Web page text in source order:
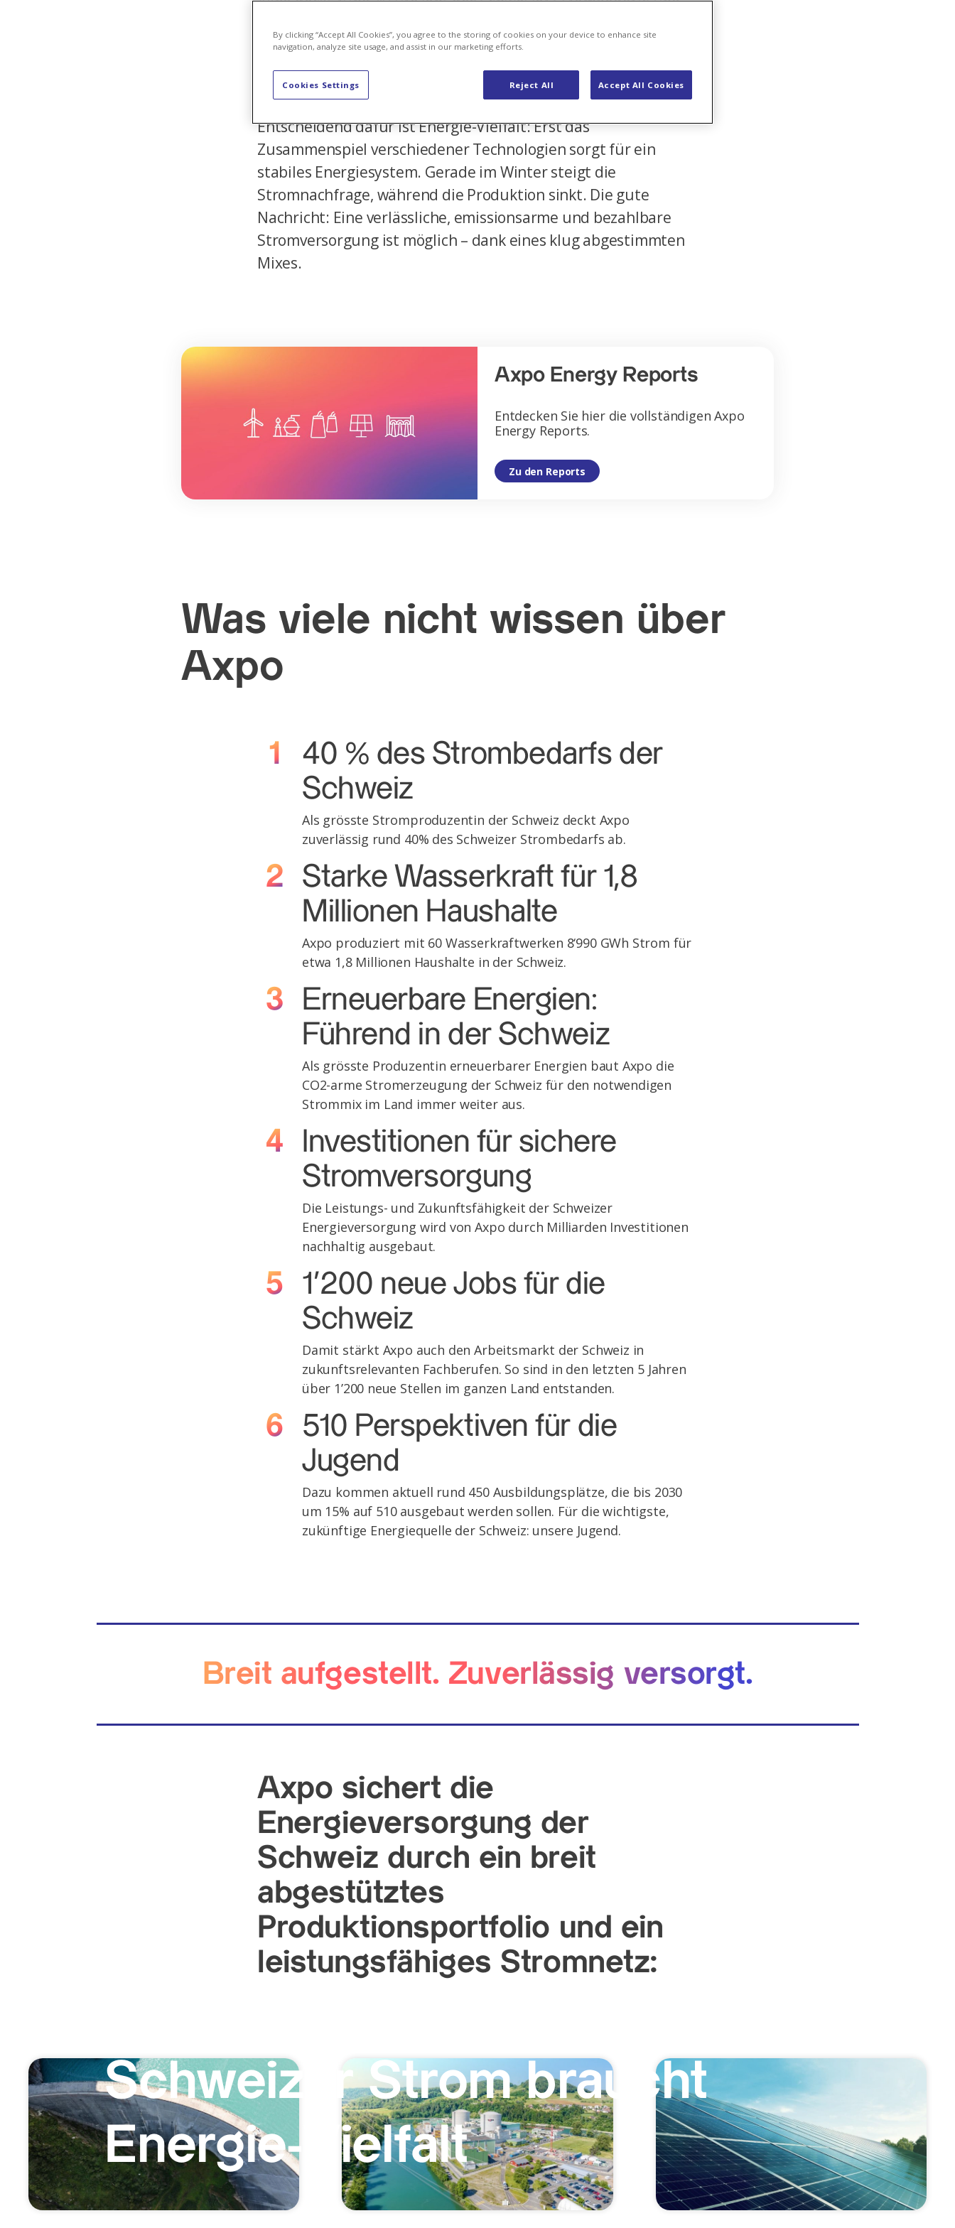
Schweizer Strom braucht
Energie-Vielfalt
zuverlässigen Energieversorgung – eine zentrale
Voraussetzung für Wohlstand und Lebensqualität in der
Schweiz.
Entscheidend dafür ist Energie-Vielfalt: Erst das
Zusammenspiel verschiedener Technologien sorgt für ein
stabiles Energiesystem. Gerade im Winter steigt die
Stromnachfrage, während die Produktion sinkt. Die gute
Nachricht: Eine verlässliche, emissionsarme und bezahlbare
Stromversorgung ist möglich – dank eines klug abgestimmten
Mixes.
Axpo Energy Reports
Entdecken Sie hier die vollständigen Axpo
Energy Reports.
Zu den Reports
Was viele nicht wissen über
Axpo
40 % des Strombedarfs der
Schweiz
Als grösste Stromproduzentin der Schweiz deckt Axpo
zuverlässig rund 40% des Schweizer Strombedarfs ab.
Starke Wasserkraft für 1,8
Millionen Haushalte
Axpo produziert mit 60 Wasserkraftwerken 8‘990 GWh Strom für
etwa 1,8 Millionen Haushalte in der Schweiz.
Erneuerbare Energien:
Führend in der Schweiz
Als grösste Produzentin erneuerbarer Energien baut Axpo die
CO2-arme Stromerzeugung der Schweiz für den notwendigen
Strommix im Land immer weiter aus.
Investitionen für sichere
Stromversorgung
Die Leistungs- und Zukunftsfähigkeit der Schweizer
Energieversorgung wird von Axpo durch Milliarden Investitionen
nachhaltig ausgebaut.
1’200 neue Jobs für die
Schweiz
Damit stärkt Axpo auch den Arbeitsmarkt der Schweiz in
zukunftsrelevanten Fachberufen. So sind in den letzten 5 Jahren
über 1’200 neue Stellen im ganzen Land entstanden.
510 Perspektiven für die
Jugend
Dazu kommen aktuell rund 450 Ausbildungsplätze, die bis 2030
um 15% auf 510 ausgebaut werden sollen. Für die wichtigste,
zukünftige Energiequelle der Schweiz: unsere Jugend.
Breit aufgestellt. Zuverlässig versorgt.
Axpo sichert die
Energieversorgung der
Schweiz durch ein breit
abgestütztes
Produktionsportfolio und ein
leistungsfähiges Stromnetz:
By clicking “Accept All Cookies”, you agree to the storing of cookies on your device to enhance site
navigation, analyze site usage, and assist in our marketing efforts.
Reject All Accept All Cookies
Cookies Settings